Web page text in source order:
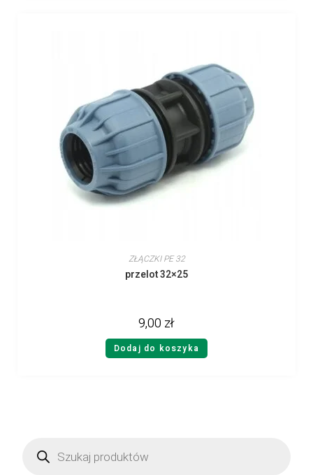
ZŁĄCZKI PE 32
przelot 32×25
9,00 zł
Dodaj do koszyka